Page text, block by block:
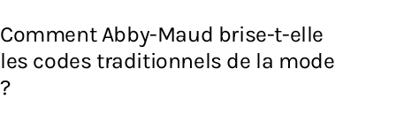
Comment Abby-Maud brise-t-elle
les codes traditionnels de la mode
?